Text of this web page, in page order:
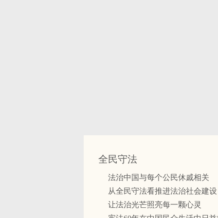
全民守法
法治中国与每个公民休戚相关
从全民守法看推进法治社会建设
让法治光芒照亮每一颗心灵